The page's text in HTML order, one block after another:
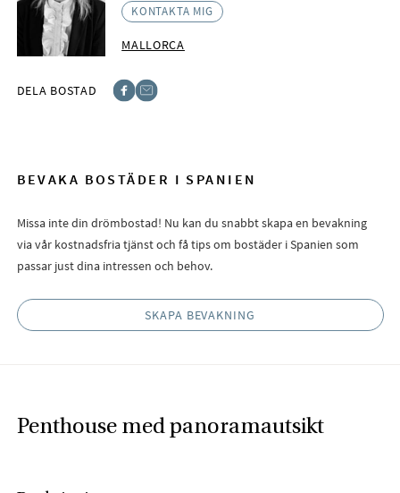
KONTAKTA MIG
MALLORCA
DELA BOSTAD
BEVAKA BOSTÄDER I SPANIEN
Missa inte din drömbostad! Nu kan du snabbt skapa en bevakning
via vår kostnadsfria tjänst och få tips om bostäder i Spanien som
passar just dina intressen och behov.
SKAPA BEVAKNING
Penthouse med panoramautsikt